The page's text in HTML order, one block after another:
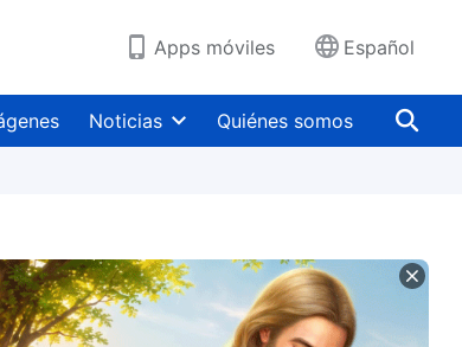
Apps móviles Español
Noticias Quiénes somos